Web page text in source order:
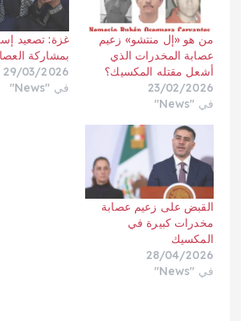
من هو «إل منتشو» زعيم
عصابة المخدرات الذي
أشعل مقتله المكسيك؟
23/02/2026
في "News"
غزة: تصعيد
بمشاركة
29/03/2026
في "News"
القبض على زعيم عصابة
مخدرات كبيرة في
المكسيك
28/04/2026
في "News"